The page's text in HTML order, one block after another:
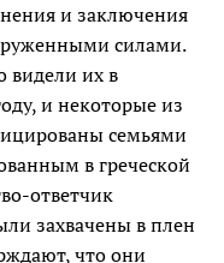
и заключения
силами.
видели их в
и некоторые из
семьями
в греческой
ответчик
захвачены в плен
что они